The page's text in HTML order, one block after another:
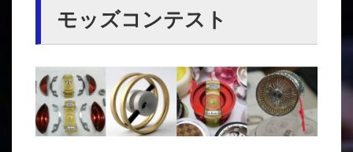
モッズコンテスト